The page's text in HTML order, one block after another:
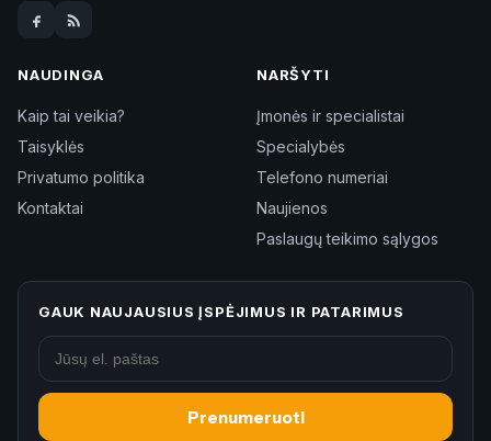
NAUDINGA
Kaip tai veikia?
Taisyklės
Privatumo politika
Kontaktai
NARŠYTI
Įmonės ir specialistai
Specialybės
Telefono numeriai
Naujienos
Paslaugų teikimo sąlygos
GAUK NAUJAUSIUS ĮSPĖJIMUS IR PATARIMUS
Prenumeruoti